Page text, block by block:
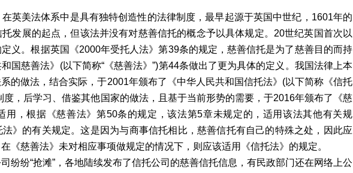
美法体系中是具有独特创造性的法律制度，最早起源于英国中世纪，1601年的
托发展的起点，但该法并没有对慈善信托的概念予以具体规定。20世纪英国首次以
义。根据英国《2000年受托人法》第39条的规定，慈善信托是为了慈善目的而持
国慈善法》(以下简称“《慈善法》”)第44条做出了更为具体的定义。我国法律上本
的做法，结合实际，于2001年颁布了《中华人民共和国信托法》(以下简称《信托
，后学习、借鉴其他国家的做法，且基于当前形势的需要，于2016年颁布了《慈
用，根据《慈善法》第50条的规定，该法第5章未规定的，适用该法其他有关规
》的有关规定。这是因为与商事信托相比，慈善信托有自己的特殊之处，因此应
《慈善法》未对相应事项做规定的情况下，则应该适用《信托法》的规定。
纷“抢滩”，各地陆续发布了信托公司的慈善信托信息，有民政部门还在网络上公